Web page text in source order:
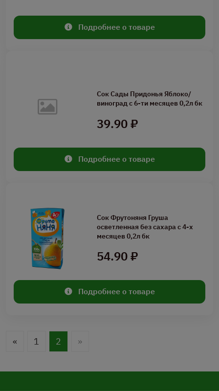
Подробнее о товаре
Сок Сады Придонья Яблоко/
виноград с 6-ти месяцев 0,2л бк
39.90 ₽
Подробнее о товаре
Сок Фрутоняня Груша
осветленная без сахара с 4-х
месяцев 0,2л бк
54.90 ₽
Подробнее о товаре
« 1 2 »